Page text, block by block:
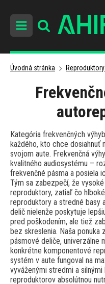
Úvodná stránka
Kategória frekvenčných
každého, kto chce dosiahnuť
svojom aute. Frekvenčná
kvalitného audiosystému –
frekvenčné pásma a posiela
Tým sa zabezpečí, že
reproduktory, zatiaľ čo
reproduktory a stredné basy
delič nielenže poskytuje
pred poškodením, ale tiež
bez skreslenia. Naša ponuka
pásmové deliče, univerzálne
konkrétne komponentové
systém v aute fungoval na
vyváženými stredmi a
reproduktorov absolútnou